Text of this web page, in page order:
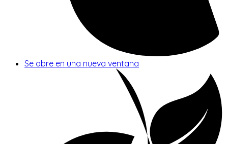
Se abre en una nueva ventana